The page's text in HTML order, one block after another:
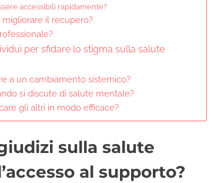
accessibili rapidamente?
il recupero?
per sfidare lo stigma sulla salute
a un cambiamento sistemico?
si discute di salute mentale?
gli altri in modo efficace?
sulla salute
al supporto?